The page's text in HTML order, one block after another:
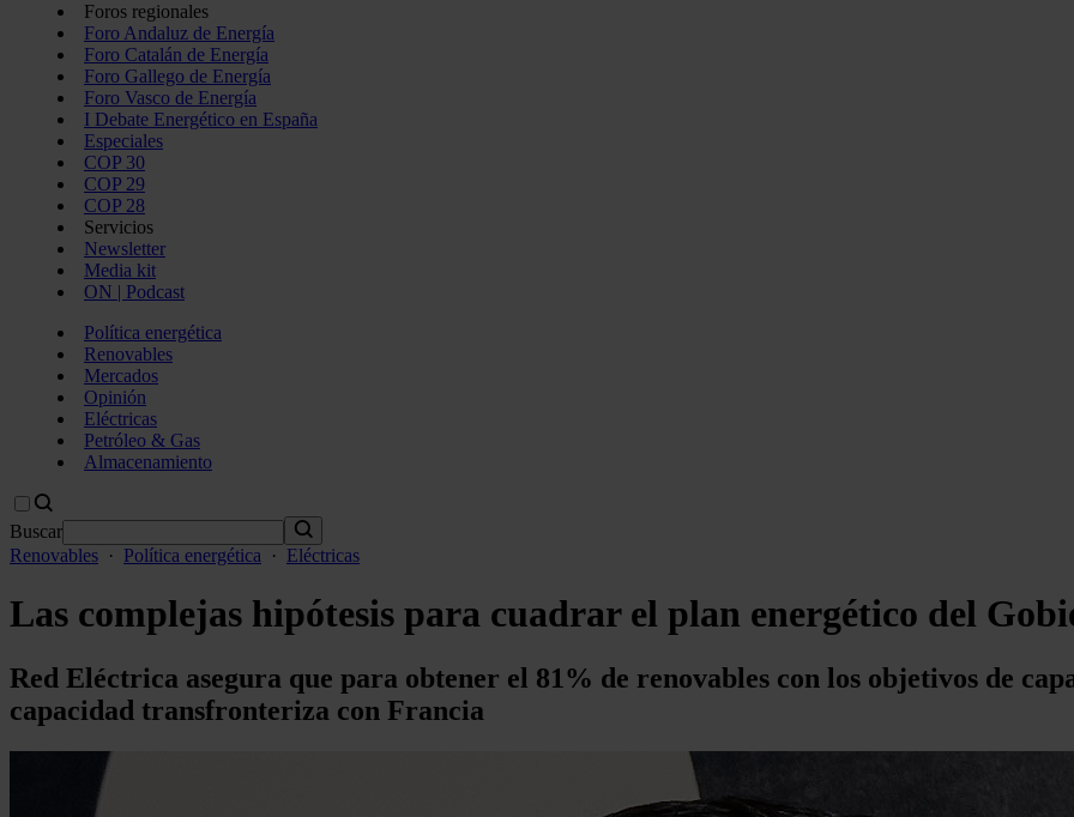
Foros regionales
Foro Andaluz de Energía
Foro Catalán de Energía
Foro Gallego de Energía
Foro Vasco de Energía
I Debate Energético en España
Especiales
COP 30
COP 29
COP 28
Servicios
Newsletter
Media kit
ON | Podcast
Política energética
Renovables
Mercados
Opinión
Eléctricas
Petróleo & Gas
Almacenamiento
Buscar
Renovables · Política energética · Eléctricas
Las complejas hipótesis para cuadrar el plan energético del
Red Eléctrica asegura que para obtener el 81% de renovables con los objetivos de
capacidad transfronteriza con Francia